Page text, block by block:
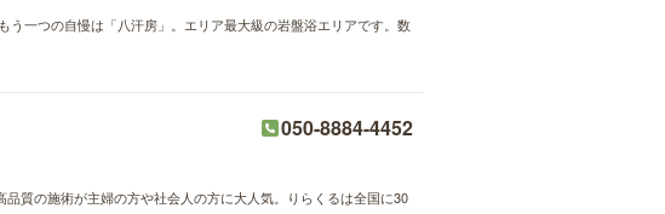
一つの自慢は「八汗房」。エリア最大級の岩盤浴エリアです。数
050-8884-4452
質の施術が主婦の方や社会人の方に大人気。りらくるは全国に30